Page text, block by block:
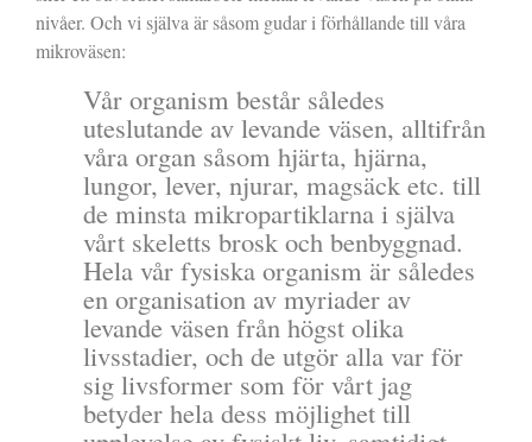
nivåer. Och vi själva är såsom gudar i förhållande till våra
mikroväsen:
Vår organism består således
uteslutande av levande väsen, alltifrån
våra organ såsom hjärta, hjärna,
lungor, lever, njurar, magsäck etc. till
de minsta mikropartiklarna i själva
vårt skeletts brosk och benbyggnad.
Hela vår fysiska organism är således
en organisation av myriader av
levande väsen från högst olika
livsstadier, och de utgör alla var för
sig livsformer som för vårt jag
betyder hela dess möjlighet till